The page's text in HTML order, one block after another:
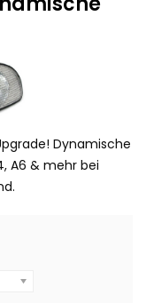
Dynamische
A6 & mehr bei